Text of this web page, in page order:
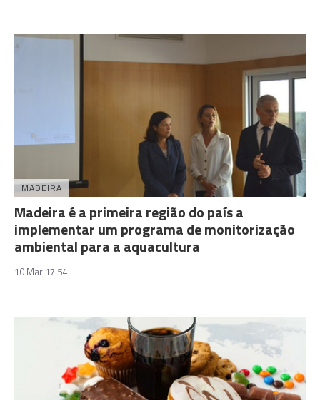
MADEIRA
Madeira é a primeira região do país a
implementar um programa de monitorização
ambiental para a aquacultura
10 Mar 17:54